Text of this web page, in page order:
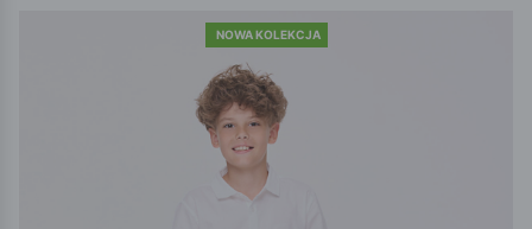
NOWA KOLEKCJA